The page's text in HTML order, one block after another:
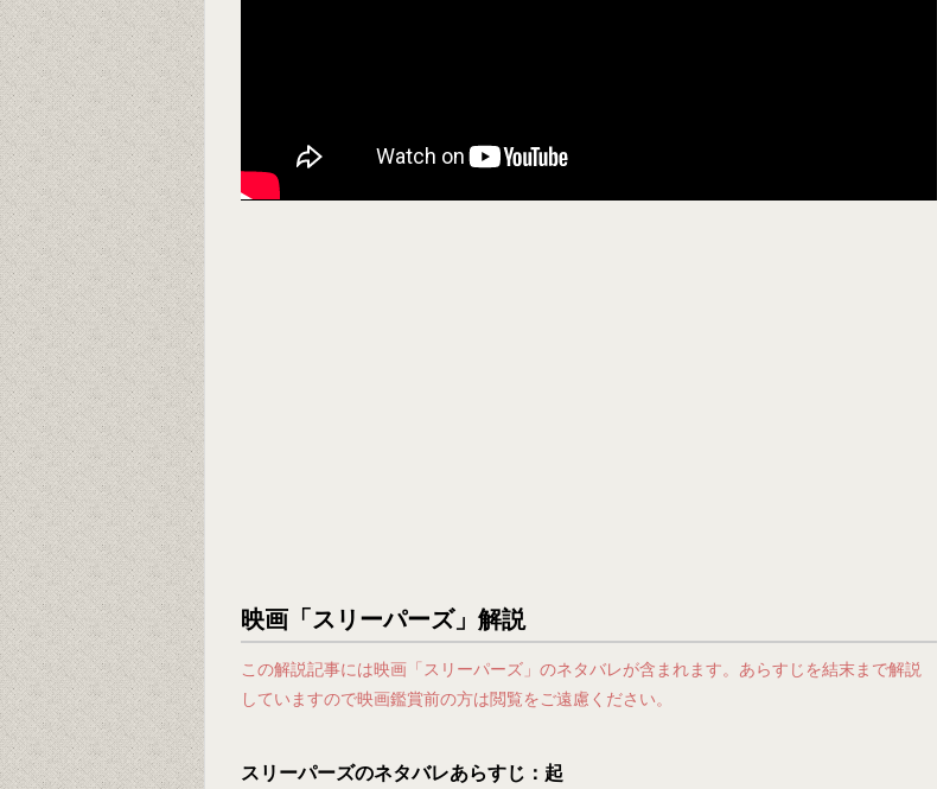
映画「スリーパーズ」解説
この解説記事には映画「スリーパーズ」のネタバレが含まれます。あらすじを結末まで解説
していますので映画鑑賞前の方は閲覧をご遠慮ください。
スリーパーズのネタバレあらすじ：起